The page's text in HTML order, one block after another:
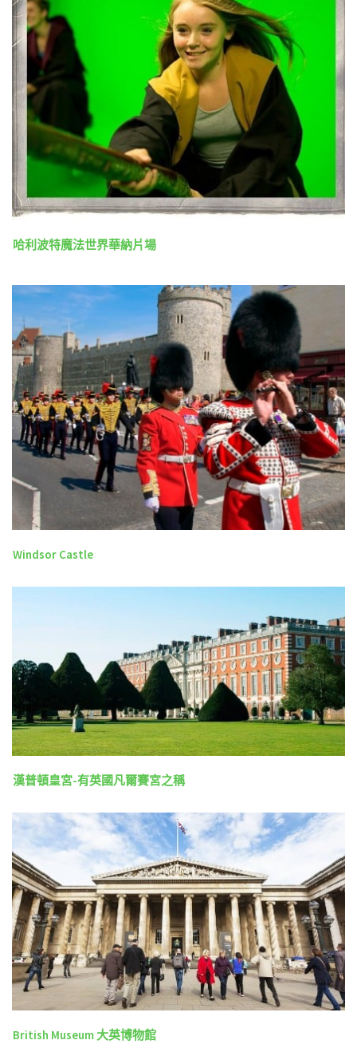
哈利波特魔法世界華納片場
Windsor Castle
漢普頓皇宮-有英國凡爾賽宮之稱
British Museum 大英博物館